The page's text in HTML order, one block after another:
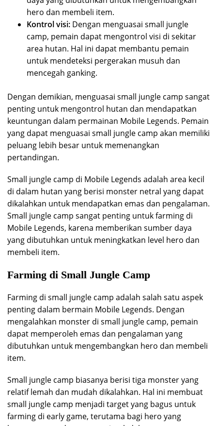
hero dan membeli item.
Kontrol visi: Dengan menguasai small jungle
camp, pemain dapat mengontrol visi di sekitar
area hutan. Hal ini dapat membantu pemain
untuk mendeteksi pergerakan musuh dan
mencegah ganking.
Dengan demikian, menguasai small jungle camp sangat
penting untuk mengontrol hutan dan mendapatkan
keuntungan dalam permainan Mobile Legends. Pemain
yang dapat menguasai small jungle camp akan memiliki
peluang lebih besar untuk memenangkan
pertandingan.
Small jungle camp di Mobile Legends adalah area kecil
di dalam hutan yang berisi monster netral yang dapat
dikalahkan untuk mendapatkan emas dan pengalaman.
Small jungle camp sangat penting untuk farming di
Mobile Legends, karena memberikan sumber daya
yang dibutuhkan untuk meningkatkan level hero dan
membeli item.
Farming di Small Jungle Camp
Farming di small jungle camp adalah salah satu aspek
penting dalam bermain Mobile Legends. Dengan
mengalahkan monster di small jungle camp, pemain
dapat memperoleh emas dan pengalaman yang
dibutuhkan untuk mengembangkan hero dan membeli
item.
Small jungle camp biasanya berisi tiga monster yang
relatif lemah dan mudah dikalahkan. Hal ini membuat
small jungle camp menjadi target yang bagus untuk
farming di early game, terutama bagi hero yang